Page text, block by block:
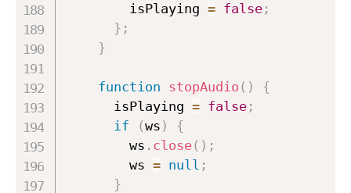
        isPlaying
= false;
} ;
}
function stopAudio ( )
{
      isPlaying
= false;
if
(ws )
{
        ws
. close( ) ;
        ws
= null ;
}